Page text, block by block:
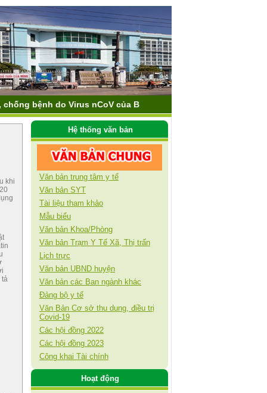
do Virus nCoV của Bộ Y tế: 1900-9095 hoặc 1900-3228
Hệ thống văn bản
Văn bản trung tâm y tế
Văn bản SYT
Tài liệu tham khảo
Mẫu biểu
Văn bản Khoa/Phòng
Văn bản Trạm Y Tế Xã, Thị trấn
Lịch trực
Văn bản UBND huyện
Văn bản các Ban ngành khác
Đảng bộ y tế
Văn Bản Cơ sở thu dung, điều trị
Covid-19
Các hội đồng 2022
Các hội đồng 2023
Công khai Tài chính
Hoạt động
khi
tả